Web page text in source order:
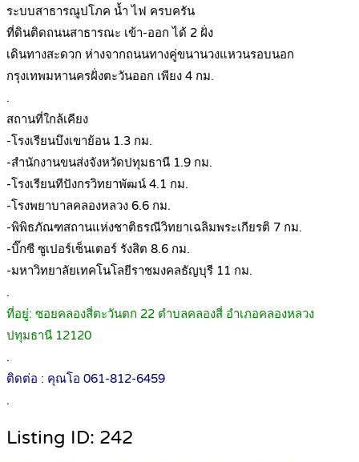
ระบบสาธารณูปโภค น้ำ ไฟ ครบครัน
ที่ดินติดถนนสาธารณะ เข้า-ออก ได้ 2 ฝั่ง
เดินทางสะดวก ห่างจากถนนทางคู่ขนานวงแหวนรอบนอก
กรุงเทพมหานครฝั่งตะวันออก เพียง 4 กม.
.
สถานที่ใกล้เคียง
-โรงเรียนบึงเขาย้อน 1.3 กม.
-สำนักงานขนส่งจังหวัดปทุมธานี 1.9 กม.
-โรงเรียนทีปังกรวิทยาพัฒน์ 4.1 กม.
-โรงพยาบาลคลองหลวง 6.6 กม.
-พิพิธภัณฑสถานแห่งชาติธรณีวิทยาเฉลิมพระเกียรติ 7 กม.
-บิ๊กซี ซูเปอร์เซ็นเตอร์ รังสิต 8.6 กม.
-มหาวิทยาลัยเทคโนโลยีราชมงคลธัญบุรี 11 กม.
.
ที่อยู่: ซอยคลองสี่ตะวันตก 22 ตำบลคลองสี่ อำเภอคลองหลวง
ปทุมธานี 12120
.
ติดต่อ : คุณโอ 061-812-6459
.
Listing ID: 242